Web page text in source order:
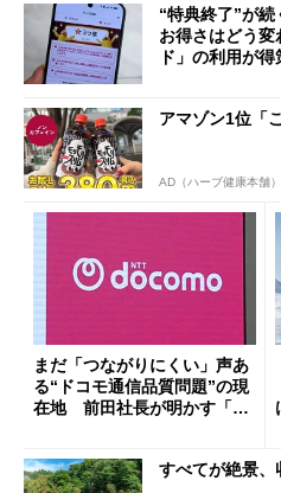
“特典終了”が
お得さはどう
ド」の利用が得
アマゾン1位「
AD（ハーブ健康本舗）
まだ「つながりにくい」声あ
る“ドコモ通信品質問題”の現
在地 前田社長が明かす「道
すべてが絶景、